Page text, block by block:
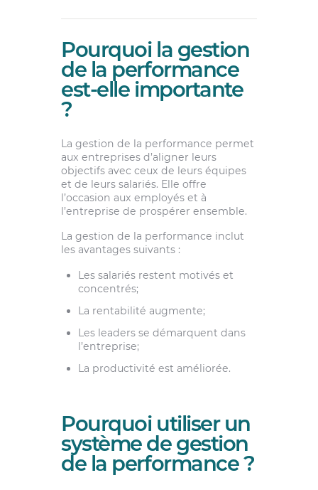
Pourquoi la gestion
de la performance
est-elle importante
?
La gestion de la performance permet
aux entreprises d’aligner leurs
objectifs avec ceux de leurs équipes
et de leurs salariés. Elle offre
l’occasion aux employés et à
l’entreprise de prospérer ensemble.
La gestion de la performance inclut
les avantages suivants :
Les salariés restent motivés et
concentrés;
La rentabilité augmente;
Les leaders se démarquent dans
l’entreprise;
La productivité est améliorée.
Pourquoi utiliser un
système de gestion
de la performance ?